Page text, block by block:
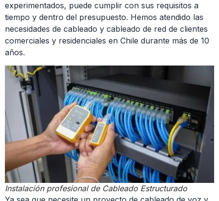
experimentados, puede cumplir con sus requisitos a
tiempo y dentro del presupuesto. Hemos atendido las
necesidades de cableado y cableado de red de clientes
comerciales y residenciales en Chile durante más de 10
años.
Instalación profesional de Cableado Estructurado